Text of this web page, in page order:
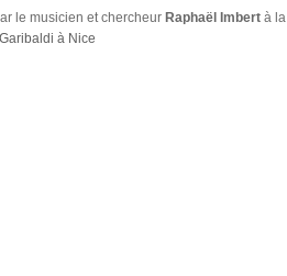
le musicien et chercheur Raphaël Imbertà la
à Nice